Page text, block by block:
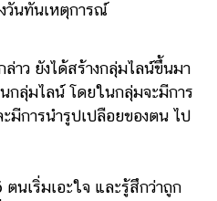
วันทันเหตุการณ์
ยังได้สร้างกลุ่มไลน์ขึ้นมา
กลุ่มไลน์ โดยในกลุ่มจะมีการ
มีการนำรูปเปลือยของตน ไป
ริ่มเอะใจ และรู้สึกว่าถูก